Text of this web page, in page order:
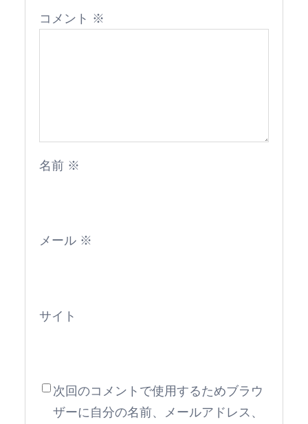
コメント ※
名前 ※
メール ※
サイト
次回のコメントで使用するためブラウ
ザーに自分の名前、メールアドレス、